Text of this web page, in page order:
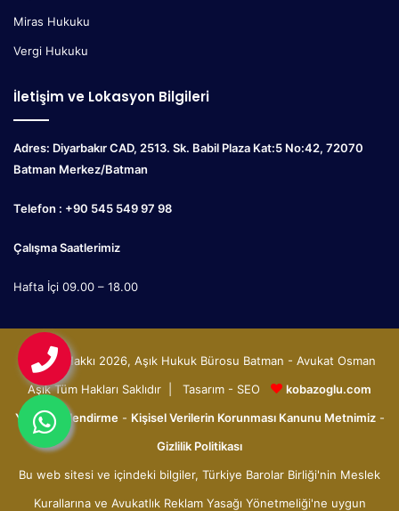
Miras Hukuku
Vergi Hukuku
İletişim ve Lokasyon Bilgileri
Adres: Diyarbakır CAD, 2513. Sk. Babil Plaza Kat:5 No:42, 72070
Batman Merkez/Batman
Telefon : +90 545 549 97 98
Çalışma Saatlerimiz
Hafta İçi 09.00 – 18.00
© Telif Hakkı 2026, Aşık Hukuk Bürosu Batman - Avukat Osman
Aşık Tüm Hakları Saklıdır | Tasarım - SEO
kobazoglu.com
Yasal Bilgilendirme- Kişisel Verilerin Korunması Kanunu Metnimiz-
Gizlilik Politikası
Bu web sitesi ve içindeki bilgiler, Türkiye Barolar Birliği'nin Meslek
Kurallarına ve Avukatlık Reklam Yasağı Yönetmeliği'ne uygun